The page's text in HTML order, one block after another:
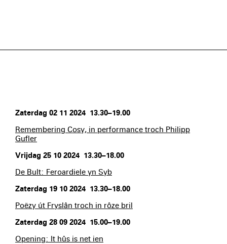
Zaterdag 02 11 2024 13.30–19.00
Remembering Cosy, in performance troch Philipp
Gufler
Vrijdag 25 10 2024 13.30–18.00
De Bult: Feroardiele yn Syb
Zaterdag 19 10 2024 13.30–18.00
Poëzy út Fryslân troch in rôze bril
Zaterdag 28 09 2024 15.00–19.00
Opening: It hûs is net ien